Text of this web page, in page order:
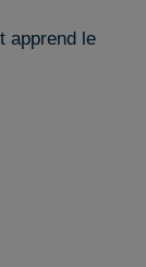
apprend le